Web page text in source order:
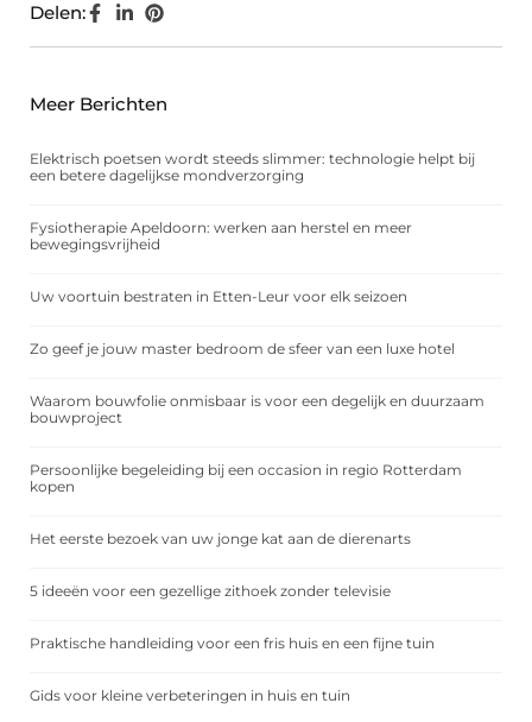
Delen:
Meer Berichten
Elektrisch poetsen wordt steeds slimmer: technologie helpt bij
een betere dagelijkse mondverzorging
Fysiotherapie Apeldoorn: werken aan herstel en meer
bewegingsvrijheid
Uw voortuin bestraten in Etten-Leur voor elk seizoen
Zo geef je jouw master bedroom de sfeer van een luxe hotel
Waarom bouwfolie onmisbaar is voor een degelijk en duurzaam
bouwproject
Persoonlijke begeleiding bij een occasion in regio Rotterdam
kopen
Het eerste bezoek van uw jonge kat aan de dierenarts
5 ideeën voor een gezellige zithoek zonder televisie
Praktische handleiding voor een fris huis en een fijne tuin
Gids voor kleine verbeteringen in huis en tuin